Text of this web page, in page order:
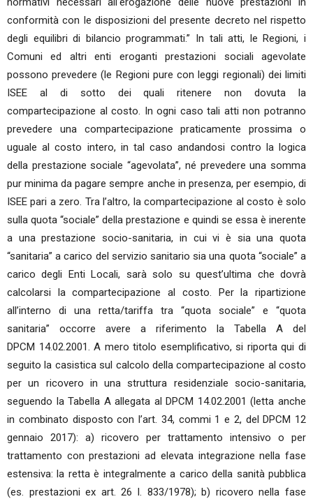
conformità con le disposizioni del presente decreto nel rispetto
degli equilibri di bilancio programmati.” In tali atti, le Regioni, i
Comuni ed altri enti eroganti prestazioni sociali agevolate
possono prevedere (le Regioni pure con leggi regionali) dei limiti
ISEE al di sotto dei quali ritenere non dovuta la
compartecipazione al costo. In ogni caso tali atti non potranno
prevedere una compartecipazione praticamente prossima o
uguale al costo intero, in tal caso andandosi contro la logica
della prestazione sociale “agevolata”, né prevedere una somma
pur minima da pagare sempre anche in presenza, per esempio, di
ISEE pari a zero. Tra l’altro, la compartecipazione al costo è solo
sulla quota “sociale” della prestazione e quindi se essa è inerente
a una prestazione socio-sanitaria, in cui vi è sia una quota
“sanitaria” a carico del servizio sanitario sia una quota “sociale” a
carico degli Enti Locali, sarà solo su quest’ultima che dovrà
calcolarsi la compartecipazione al costo. Per la ripartizione
all’interno di una retta/tariffa tra “quota sociale” e “quota
sanitaria” occorre avere a riferimento la Tabella A del
DPCM 14.02.2001. A mero titolo esemplificativo, si riporta qui di
seguito la casistica sul calcolo della compartecipazione al costo
per un ricovero in una struttura residenziale socio-sanitaria,
seguendo la Tabella A allegata al DPCM 14.02.2001 (letta anche
in combinato disposto con l’art. 34, commi 1 e 2, del DPCM 12
gennaio 2017): a) ricovero per trattamento intensivo o per
trattamento con prestazioni ad elevata integrazione nella fase
estensiva: la retta è integralmente a carico della sanità pubblica
(es. prestazioni ex art. 26 l. 833/1978); b) ricovero nella fase